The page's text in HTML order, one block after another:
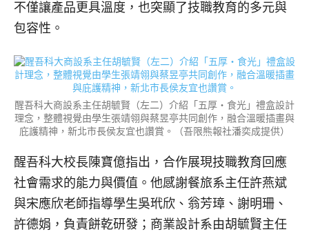
不僅讓產品更具溫度，也突顯了技職教育的多元與
包容性。
醒吾科大商設系主任胡毓賢（左二）介紹「五厚‧食光」禮盒設計
理念，整體視覺由學生張靖翎與蔡昱亭共同創作，融合溫暖插畫與
庇護精神，新北市長侯友宜也讚賞。（吾限熊報社潘奕成提供）
醒吾科大校長陳寶億指出，合作展現技職教育回應
社會需求的能力與價值。他感謝餐旅系主任許燕斌
與宋應欣老師指導學生吳玳欣、翁芳璋、謝明珊、
許德娟，負責餅乾研發；商業設計系由胡毓賢主任